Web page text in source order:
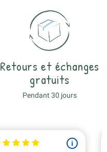
Retours et échanges
gratuits
Pendant 30 jours